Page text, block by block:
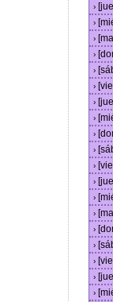
›
›
›
›
›
›
›
›
›
›
›
›
›
›
›
›
›
›
›